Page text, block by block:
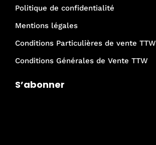
Politique de confidentialité
Mentions légales
Conditions Particulières de vente TTW
Conditions Générales de Vente TTW
S’abonner